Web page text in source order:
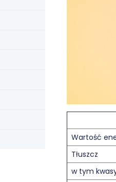
Wartość
Tłuszcz
w tym